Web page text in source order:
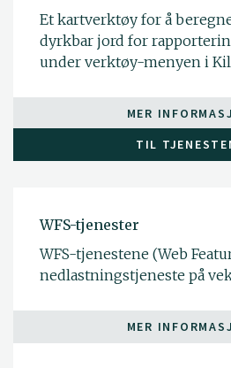
Et kartverktøy for å
dyrkbar jord for
under verktøy-menyen i
MER
TIL
WFS-tjenester
WFS-tjenestene (Web
nedlastningstjeneste på
MER